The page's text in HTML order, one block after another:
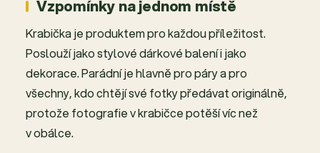
Vzpomínky na jednom místě
Krabička je produktem pro každou příležitost.
Poslouží jako stylové dárkové balení i jako
dekorace. Parádní je hlavně pro páry a pro
všechny, kdo chtějí své fotky předávat originálně,
protože fotografie v krabičce potěší víc než
v obálce.